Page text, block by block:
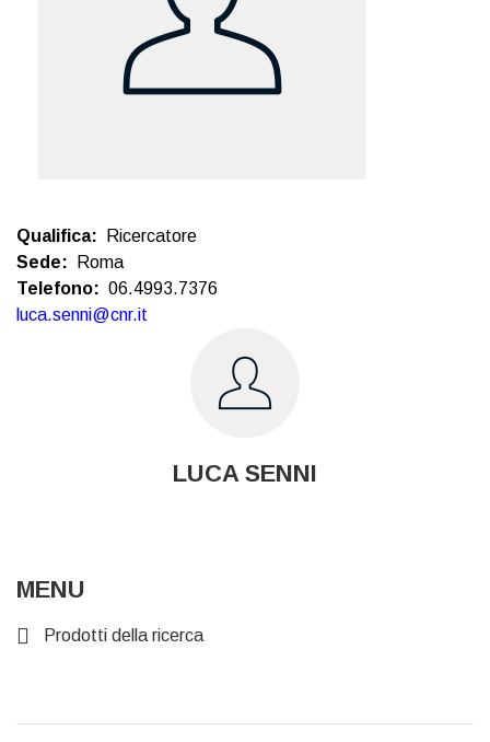
Qualifica
Ricercatore
Sede
Roma
Telefono
06.4993.7376
luca.senni@cnr.it
LUCA SENNI
MENU
Prodotti della ricerca